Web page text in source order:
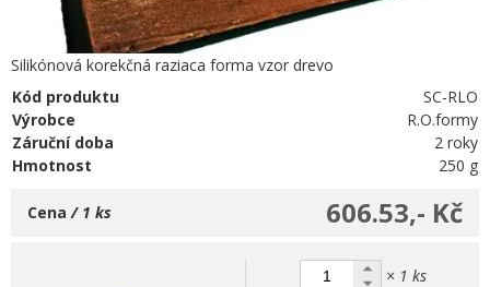
Silikónová korekčná raziaca forma vzor drevo
Kód produktu
SC-RLO
Výrobce
R.O.formy
Záruční doba
2 roky
Hmotnost
250 g
606.53,- Kč
Cena / 1 ks
× 1 ks